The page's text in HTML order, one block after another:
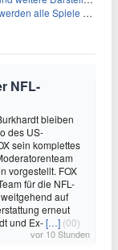
alle Spiele gestreamt
NFL-
bleiben
des US-
sein komplettes
vorgestellt. FOX
für die NFL-
auf
erneut
und Ex-[…] (00)
vor 10 Stunden